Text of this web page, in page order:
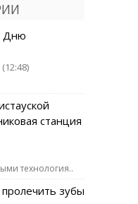
Дню
станция
технология..
зубы